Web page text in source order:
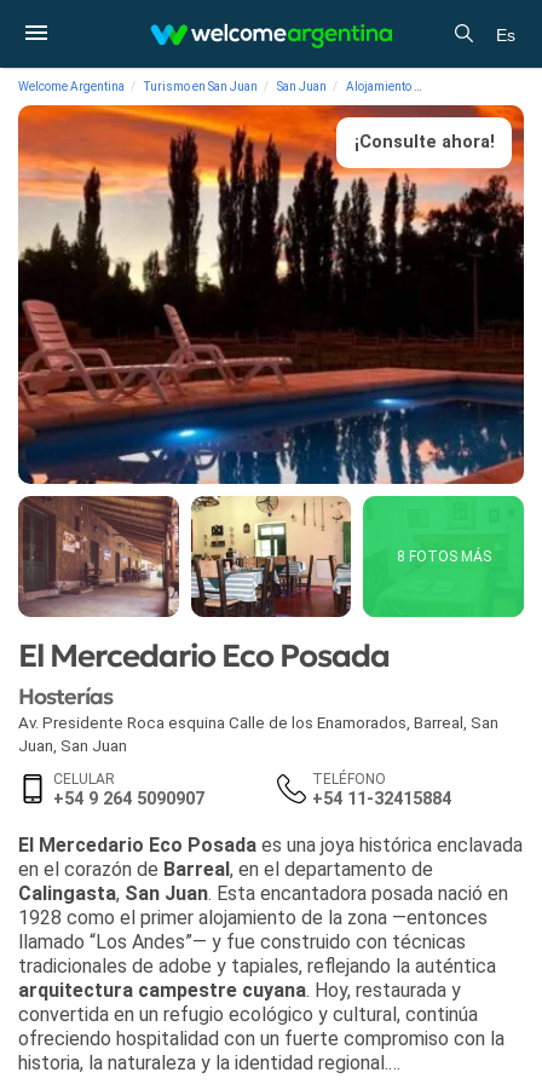
Es
Welcome Argentina Turismo en San Juan San Juan Alojamiento
¡Consulte ahora!
8 FOTOS MÁS
El Mercedario Eco Posada
Hosterías
Av. Presidente Roca esquina Calle de los Enamorados, Barreal
San
Juan San Juan
CELULAR
+54 9 264 5090907
TELÉFONO
+54 11-32415884
El Mercedario Eco Posada es una joya histórica enclavada
en el corazón de Barreal, en el departamento de
Calingasta, San Juan. Esta encantadora posada nació en
1928 como el primer alojamiento de la zona —entonces
llamado “Los Andes”— y fue construido con técnicas
tradicionales de adobe y tapiales, reflejando la auténtica
arquitectura campestre cuyana. Hoy, restaurada y
convertida en un refugio ecológico y cultural, continúa
ofreciendo hospitalidad con un fuerte compromiso con la
historia, la naturaleza y la identidad regional.